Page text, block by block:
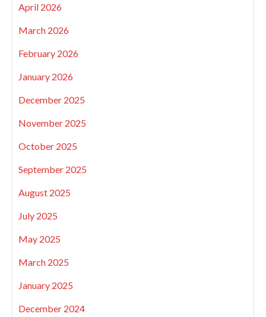
April 2026
March 2026
February 2026
January 2026
December 2025
November 2025
October 2025
September 2025
August 2025
July 2025
May 2025
March 2025
January 2025
December 2024